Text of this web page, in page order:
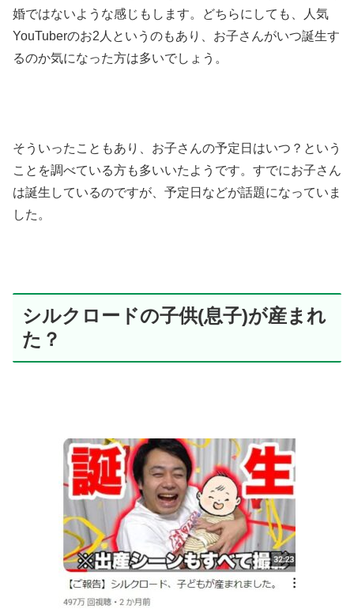
婚ではないような感じもします。どちらにしても、人気
YouTuberのお2人というのもあり、お子さんがいつ誕生す
るのか気になった方は多いでしょう。
そういったこともあり、お子さんの予定日はいつ？という
ことを調べている方も多いいたようです。すでにお子さん
は誕生しているのですが、予定日などが話題になっていま
した。
シルクロードの子供(息子)が産まれ
た？